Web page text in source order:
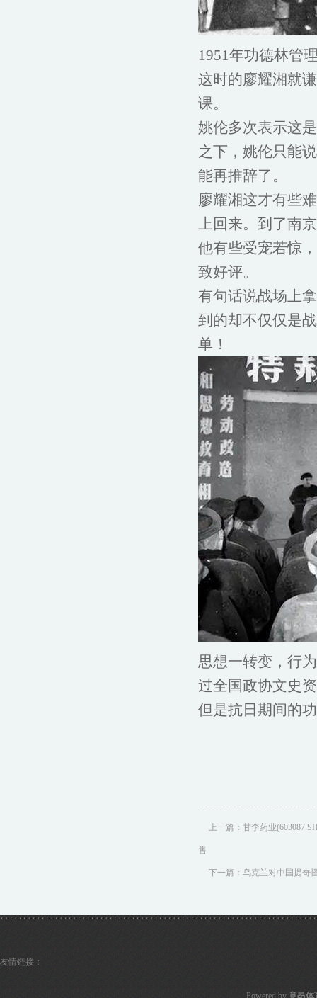
1951年功德林管
这时的廖耀湘就
课。
姚伦多次表示这
之下，姚伦只能
能再推辞了。
廖耀湘这才有些
上回来。到了南
他有些受宠若惊
致好评。
有句话说战场上
到的却不仅仅是
单！
思想一转变，行
过全国政协文史
但是抗日期间的
上一篇： 甘李药业
售
下一篇： 乌克兰对中国提奇
友情链接：
Powered by 意昂体